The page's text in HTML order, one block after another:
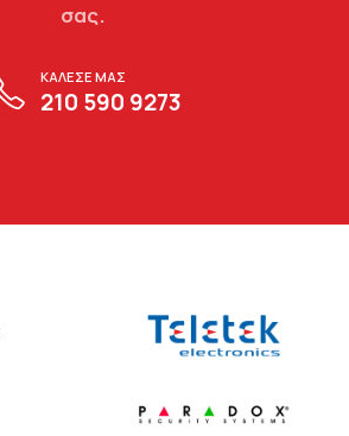
σας.
ΚΑΛΕΣΕ ΜΑΣ
210 590 9273